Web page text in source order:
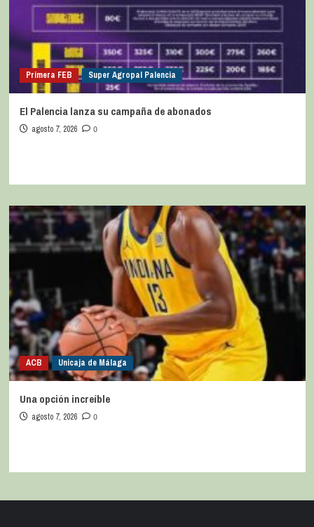
Primera FEB Super Agropal Palencia
El Palencia lanza su campaña de abonados
agosto 7, 2026 0
ACB Unicaja de Málaga
Una opción increíble
agosto 7, 2026 0